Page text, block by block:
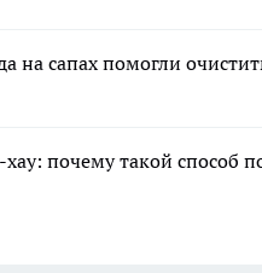
на сапах помогли
почему такой способ